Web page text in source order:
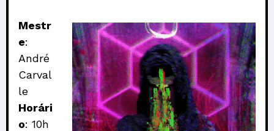
Mestr
e:
André
Carval
le
Horári
o: 10h